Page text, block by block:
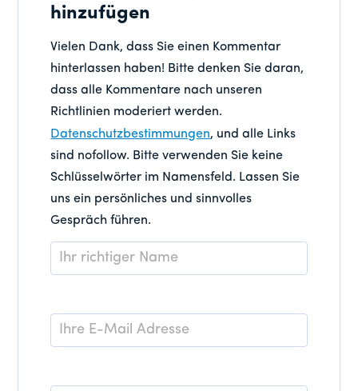
hinzufügen
Vielen Dank, dass Sie einen Kommentar
hinterlassen haben! Bitte denken Sie daran,
dass alle Kommentare nach unseren
Richtlinien moderiert werden.
Datenschutzbestimmungen, und alle Links
sind nofollow. Bitte verwenden Sie keine
Schlüsselwörter im Namensfeld. Lassen Sie
uns ein persönliches und sinnvolles
Gespräch führen.
Name
*
E-
Mail